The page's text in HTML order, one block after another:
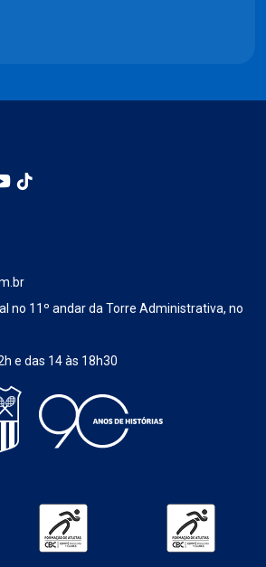
no 11º andar da Torre Administrativa, no
e das 14 às 18h30